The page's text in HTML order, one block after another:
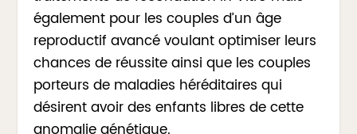
également pour les couples d’un âge
reproductif avancé voulant optimiser leurs
chances de réussite ainsi que les couples
porteurs de maladies héréditaires qui
désirent avoir des enfants libres de cette